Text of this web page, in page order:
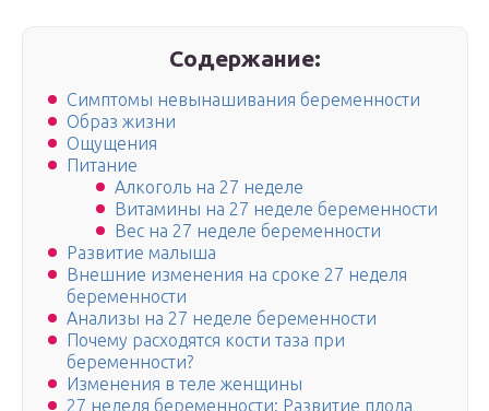
Содержание:
Симптомы невынашивания беременности
Образ жизни
Ощущения
Питание
Алкоголь на 27 неделе
Витамины на 27 неделе беременности
Вес на 27 неделе беременности
Развитие малыша
Внешние изменения на сроке 27 неделя
беременности
Анализы на 27 неделе беременности
Почему расходятся кости таза при
беременности?
Изменения в теле женщины
27 неделя беременности: Развитие плода